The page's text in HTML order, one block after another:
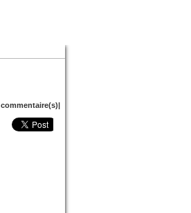
commentaire(s)|